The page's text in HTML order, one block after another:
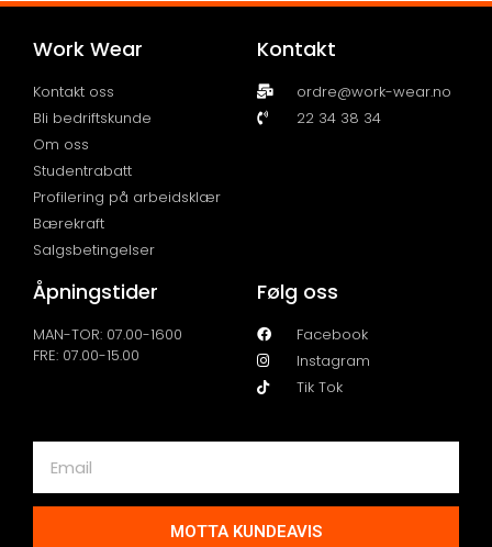
Work Wear
Kontakt oss
Bli bedriftskunde
Om oss
Studentrabatt
Profilering på arbeidsklær
Bærekraft
Salgsbetingelser
Kontakt
ordre@work-wear.no
22 34 38 34
Åpningstider
MAN-TOR: 07.00-1600
FRE: 07.00-15.00
Følg oss
Facebook
Instagram
Tik Tok
MOTTA KUNDEAVIS